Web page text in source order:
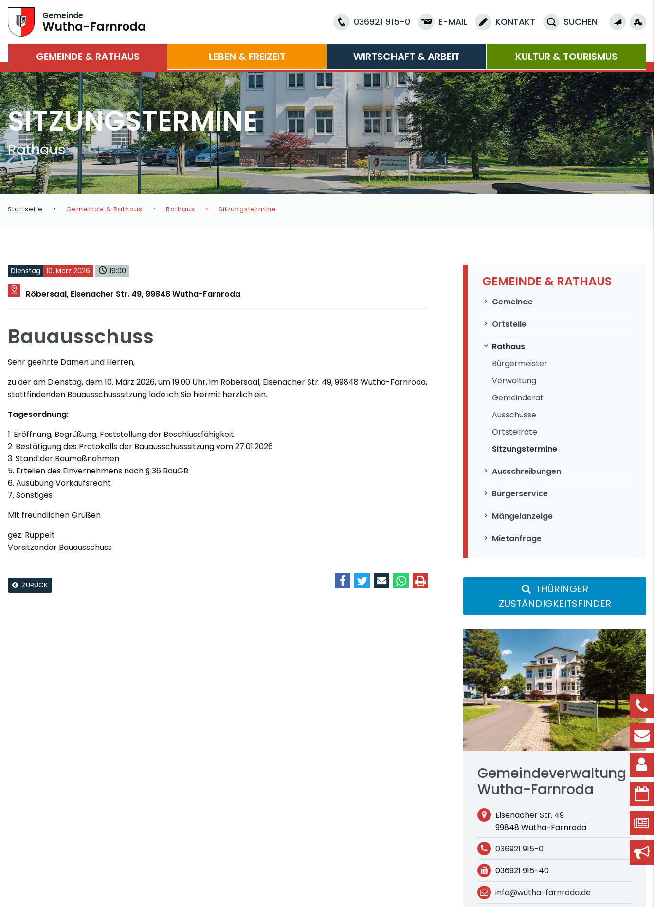
Gemeinde
Wutha-Farnroda 036921 915-0 E-MAIL KONTAKT SUCHEN
GEMEINDE & RATHAUS LEBEN & FREIZEIT WIRTSCHAFT & ARBEIT KULTUR & TOURISMUS
SITZUNGSTERMINE
Rathaus
Startseite Gemeinde & Rathaus Rathaus Sitzungstermine
Dienstag 10. März 2026 19:00
Röbersaal, Eisenacher Str. 49, 99848 Wutha-Farnroda
Bauausschuss
Sehr geehrte Damen und Herren,
zu der am Dienstag, dem 10. März 2026, um 19.00 Uhr, im Röbersaal, Eisenacher Str. 49, 99848 Wutha-Farnroda,
stattfindenden Bauausschusssitzung lade ich Sie hiermit herzlich ein.
Tagesordnung:
1. Eröffnung, Begrüßung, Feststellung der Beschlussfähigkeit
2. Bestätigung des Protokolls der Bauausschusssitzung vom 27.01.2026
3. Stand der Baumaßnahmen
5. Erteilen des Einvernehmens nach § 36 BauGB
6. Ausübung Vorkaufsrecht
7. Sonstiges
Mit freundlichen Grüßen
gez. Ruppelt
Vorsitzender Bauausschuss
ZURÜCK
GEMEINDE & RATHAUS
Navigation überspringen
Gemeinde
Ortsteile
Rathaus
Bürgermeister
Verwaltung
Gemeinderat
Ausschüsse
Ortsteilräte
Sitzungstermine
Ausschreibungen
Bürgerservice
Mängelanzeige
Mietanfrage
THÜRINGER
ZUSTÄNDIGKEITSFINDER
Gemeindeverwaltung
Wutha-Farnroda
Eisenacher Str. 49
99848 Wutha-Farnroda
036921 915-0
036921 915-40
info@wutha-farnroda.de